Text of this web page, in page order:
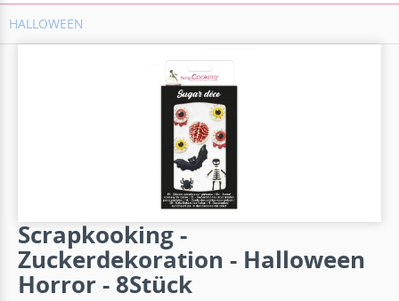
HALLOWEEN
Scrapkooking -
Zuckerdekoration - Halloween
Horror - 8Stück